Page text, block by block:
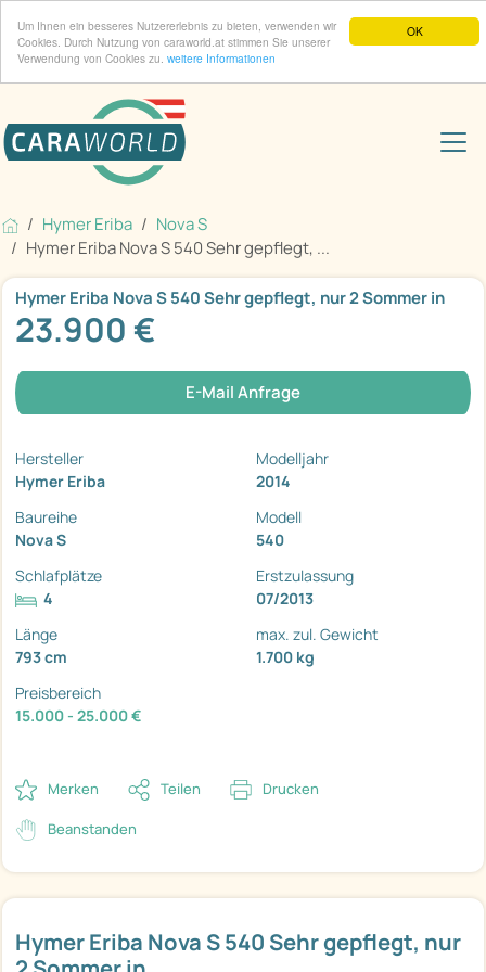
OK
Um Ihnen ein besseres Nutzererlebnis zu bieten, verwenden wir
Cookies. Durch Nutzung von caraworld.at stimmen Sie unserer
Verwendung von Cookies zu. weitere Informationen
Hymer Eriba
Nova S
Hymer Eriba Nova S 540 Sehr gepflegt, ...
Hymer Eriba Nova S 540 Sehr gepflegt, nur
Hymer Eriba Nova S 540 Sehr gepflegt, nur 2 Sommer in
23.900 €
E-Mail Anfrage
Hersteller
Hymer Eriba
Modelljahr
2014
Baureihe
Nova S
Modell
540
Schlafplätze
4
Erstzulassung
07/2013
Länge
793 cm
max. zul. Gewicht
1.700 kg
Preisbereich
15.000 - 25.000 €
Merken Teilen Drucken
Beanstanden